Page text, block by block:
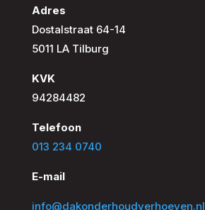
Adres
Dostalstraat 64-14
5011 LA Tilburg
KVK
94284482
Telefoon
013 234 0740
E-mail
info@dakonderhoudverhoeven.nl